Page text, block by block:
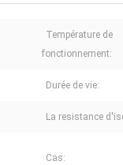
Température de
fonctionnement:
Durée de vie:
La resistance
Cas: